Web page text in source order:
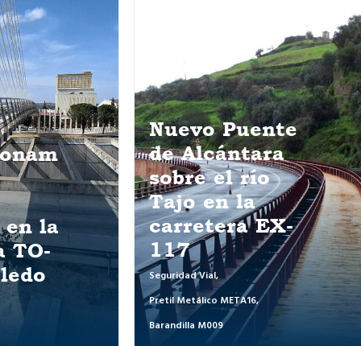
EX-
Instalación de
dispositivos
PlugSmart®
Pro para la
detección de
jabalíes
Seguridad Vial,PlugSmart® Pro